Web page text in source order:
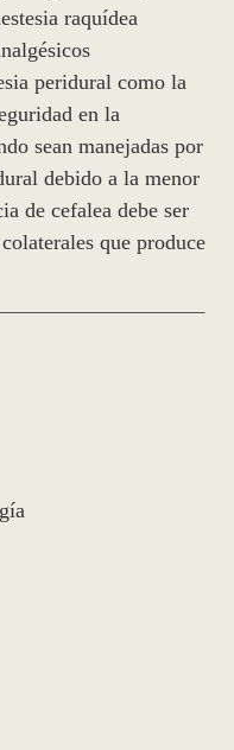
raquídea
peridural como la
en la
sean manejadas por
debido a la menor
de cefalea debe ser
que produce